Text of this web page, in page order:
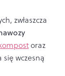
zwłaszcza
oraz
wczesną